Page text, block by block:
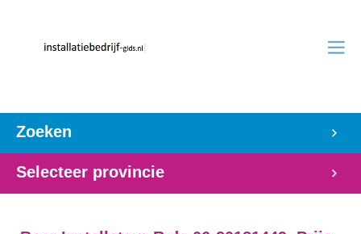
Zoeken
Selecteer provincie